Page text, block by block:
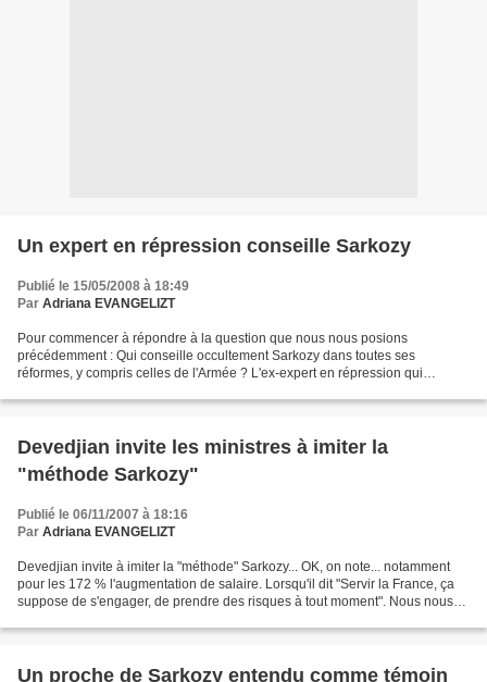
Un expert en répression conseille Sarkozy
Publié le 15/05/2008 à 18:49
Par Adriana EVANGELIZT
Pour commencer à répondre à la question que nous nous posions
précédemment : Qui conseille occultement Sarkozy dans toutes ses
réformes, y compris celles de l'Armée ? L'ex-expert en répression qui
Devedjian invite les ministres à imiter la
"méthode Sarkozy"
Publié le 06/11/2007 à 18:16
Par Adriana EVANGELIZT
Devedjian invite à imiter la "méthode" Sarkozy... OK, on note... notamment
pour les 172 % l'augmentation de salaire. Lorsqu'il dit "Servir la France, ça
suppose de s'engager, de prendre des risques à tout moment". Nous nous
Un proche de Sarkozy entendu comme témoin